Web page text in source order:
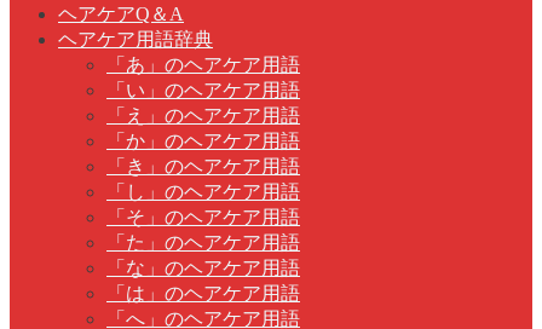
ヘアケアQ＆A
ヘアケア用語辞典
「あ」のヘアケア用語
「い」のヘアケア用語
「え」のヘアケア用語
「か」のヘアケア用語
「き」のヘアケア用語
「し」のヘアケア用語
「そ」のヘアケア用語
「た」のヘアケア用語
「な」のヘアケア用語
「は」のヘアケア用語
「へ」のヘアケア用語